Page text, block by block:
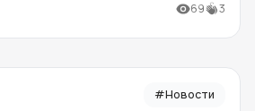
69 3
#Новости